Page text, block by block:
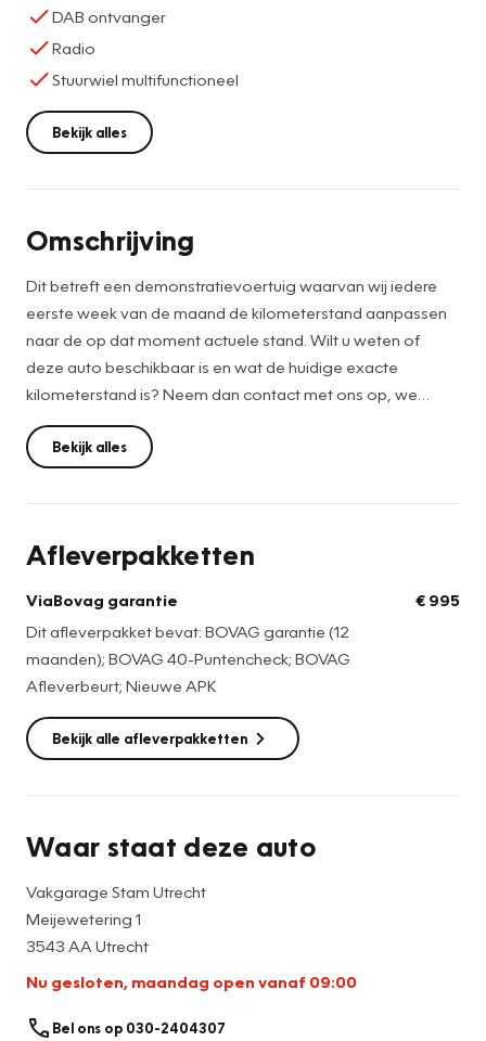
DAB ontvanger
Radio
Stuurwiel multifunctioneel
Bekijk alles
Omschrijving
Dit betreft een demonstratievoertuig waarvan wij iedere
eerste week van de maand de kilometerstand aanpassen
naar de op dat moment actuele stand. Wilt u weten of
deze auto beschikbaar is en wat de huidige exacte
kilometerstand is? Neem dan contact met ons op, we
helpen u graag!
Bekijk alles
Afleverpakketten
ViaBovag garantie
Dit afleverpakket bevat: BOVAG garantie (12
maanden); BOVAG 40-Puntencheck; BOVAG
Afleverbeurt; Nieuwe APK
€ 995
Bekijk alle afleverpakketten
Waar staat deze auto
Vakgarage Stam Utrecht
Meijewetering 1
3543 AA Utrecht
Nu gesloten, maandag open vanaf 09:00
Bel ons op 030-2404307